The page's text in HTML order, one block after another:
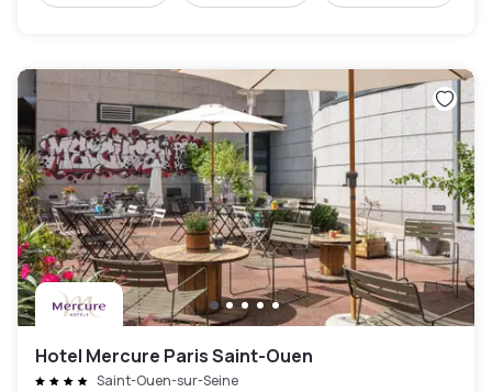
Hotel Mercure Paris Saint-Ouen
Saint-Ouen-sur-Seine